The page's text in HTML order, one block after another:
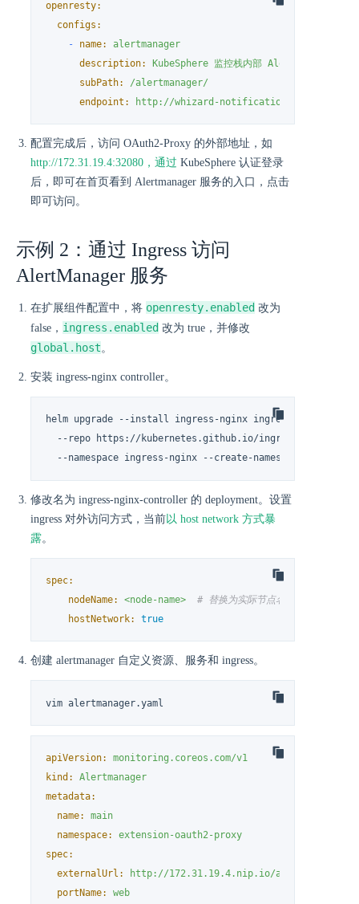
openresty:
configs:
-
name:
alertmanager
description:
KubeSphere 监控栈内部 Alertmanager
subPath:
/alertmanager/
endpoint:
http://whizard-notification-
配置完成后，访问 OAuth2-Proxy 的外部地址，如
http://172.31.19.4:32080，通过 KubeSphere 认证登录
后，即可在首页看到 Alertmanager 服务的入口，点击
即可访问。
示例 2：通过 Ingress 访问
AlertManager 服务
在扩展组件配置中，将 openresty.enabled 改为
false， ingress.enabled 改为 true，并修改
global.host。
安装 ingress-nginx controller。
helm upgrade --install ingress-nginx ingress-nginx \
  --repo https://kubernetes.github.io/ingress-nginx \
  --namespace ingress-nginx --create-namespace
修改名为 ingress-nginx-controller 的 deployment。设置
ingress 对外访问方式，当前以 host network 方式暴
露。
spec:
nodeName:
<node-name>
# 替换为实际节点名称
hostNetwork:
true
创建 alertmanager 自定义资源、服务和 ingress。
vim alertmanager.yaml
apiVersion:
monitoring.coreos.com/v1
kind:
Alertmanager
metadata:
name:
main
namespace:
extension-oauth2-proxy
spec:
externalUrl:
http://172.31.19.4.nip.io/alertmanager
portName:
web